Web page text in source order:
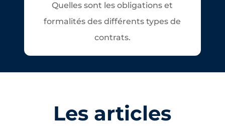
Quelles sont les obligations et
formalités des différents types de
contrats.
Les articles